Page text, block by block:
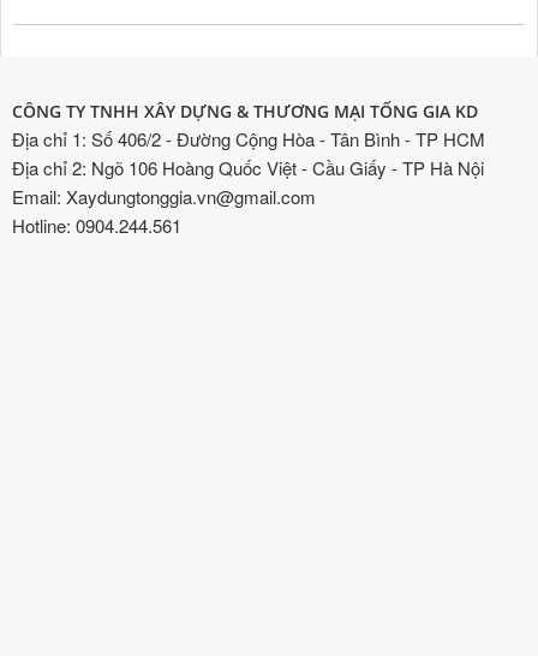
CÔNG TY TNHH XÂY DỰNG & THƯƠNG MẠI TỐNG GIA KD
Địa chỉ 1: Số 406/2 - Đường Cộng Hòa - Tân Bình - TP HCM
Địa chỉ 2: Ngõ 106 Hoàng Quốc Việt - Cầu Giấy - TP Hà Nội
Email: Xaydungtonggia.vn@gmail.com
Hotline: 0904.244.561